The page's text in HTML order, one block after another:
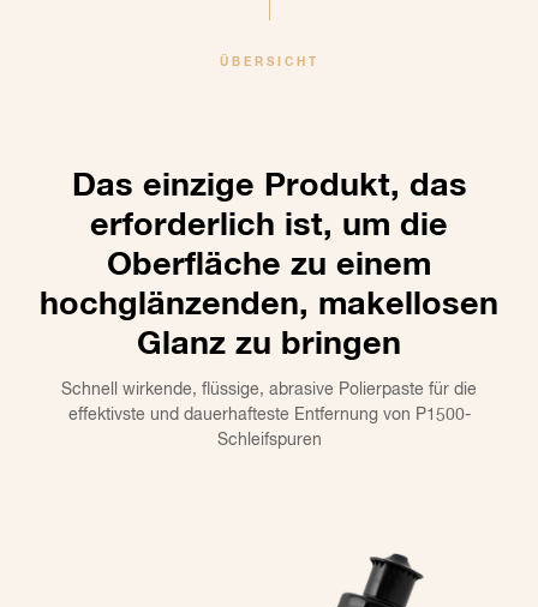
ÜBERSICHT
Das einzige Produkt, das
erforderlich ist, um die
Oberfläche zu einem
hochglänzenden, makellosen
Glanz zu bringen
Schnell wirkende, flüssige, abrasive Polierpaste für die
effektivste und dauerhafteste Entfernung von P1500-
Schleifspuren